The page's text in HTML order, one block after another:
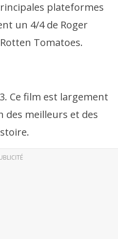
plateformes
un 4/4 de Roger
Tomatoes.
Ce film est largement
des meilleurs et des